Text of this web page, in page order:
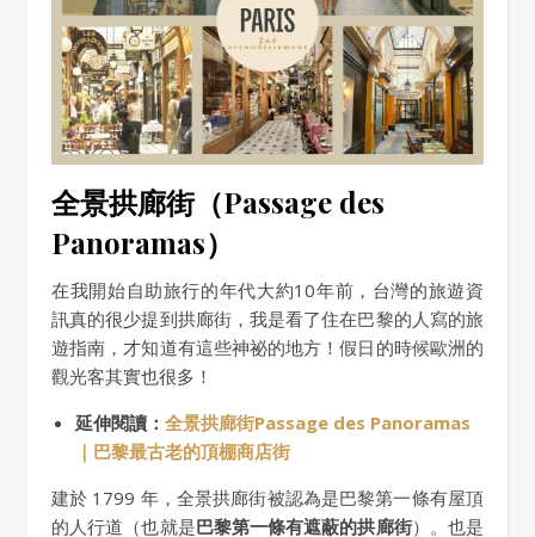
全景拱廊街（Passage des
Panoramas）
在我開始自助旅行的年代大約10年前，台灣的旅遊資
訊真的很少提到拱廊街，我是看了住在巴黎的人寫的旅
遊指南，才知道有這些神祕的地方！假日的時候歐洲的
觀光客其實也很多！
延伸閱讀： 全景拱廊街Passage des Panoramas
｜巴黎最古老的頂棚商店街
建於 1799 年，全景拱廊街被認為是巴黎第一條有屋頂
的人行道（也就是巴黎第一條有遮蔽的拱廊街）。也是